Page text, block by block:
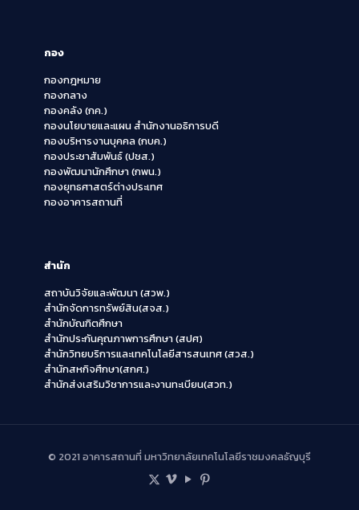
กอง
กองกฎหมาย
กองกลาง
กองคลัง (กค.)
กองนโยบายและแผน สำนักงานอธิการบดี
กองบริหารงานบุคคล (กบค.)
กองประชาสัมพันธ์ (ปชส.)
กองพัฒนานักศึกษา (กพน.)
กองยุทธศาสตร์ต่างประเทศ
กองอาคารสถานที่
สำนัก
สถาบันวิจัยและพัฒนา (สวพ.)
สำนักจัดการทรัพย์สิน(สจส.)
สำนักบัณฑิตศึกษา
สำนักประกันคุณภาพการศึกษา (สปศ)
สำนักวิทยบริการและเทคโนโลยีสารสนเทศ (สวส.)
สำนักสหกิจศึกษา(สกศ.)
สำนักส่งเสริมวิชาการและงานทะเบียน(สวท.)
© 2021 อาคารสถานที่ มหาวิทยาลัยเทคโนโลยีราชมงคลธัญบุรี